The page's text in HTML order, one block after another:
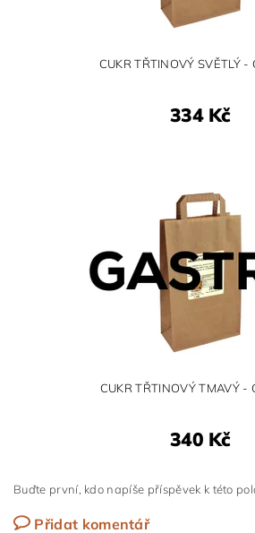
CUKR TŘTINOVÝ SVĚTLÝ -
334 Kč
CUKR TŘTINOVÝ TMAVÝ -
340 Kč
Buďte první, kdo napíše příspěvek k této
Přidat komentář